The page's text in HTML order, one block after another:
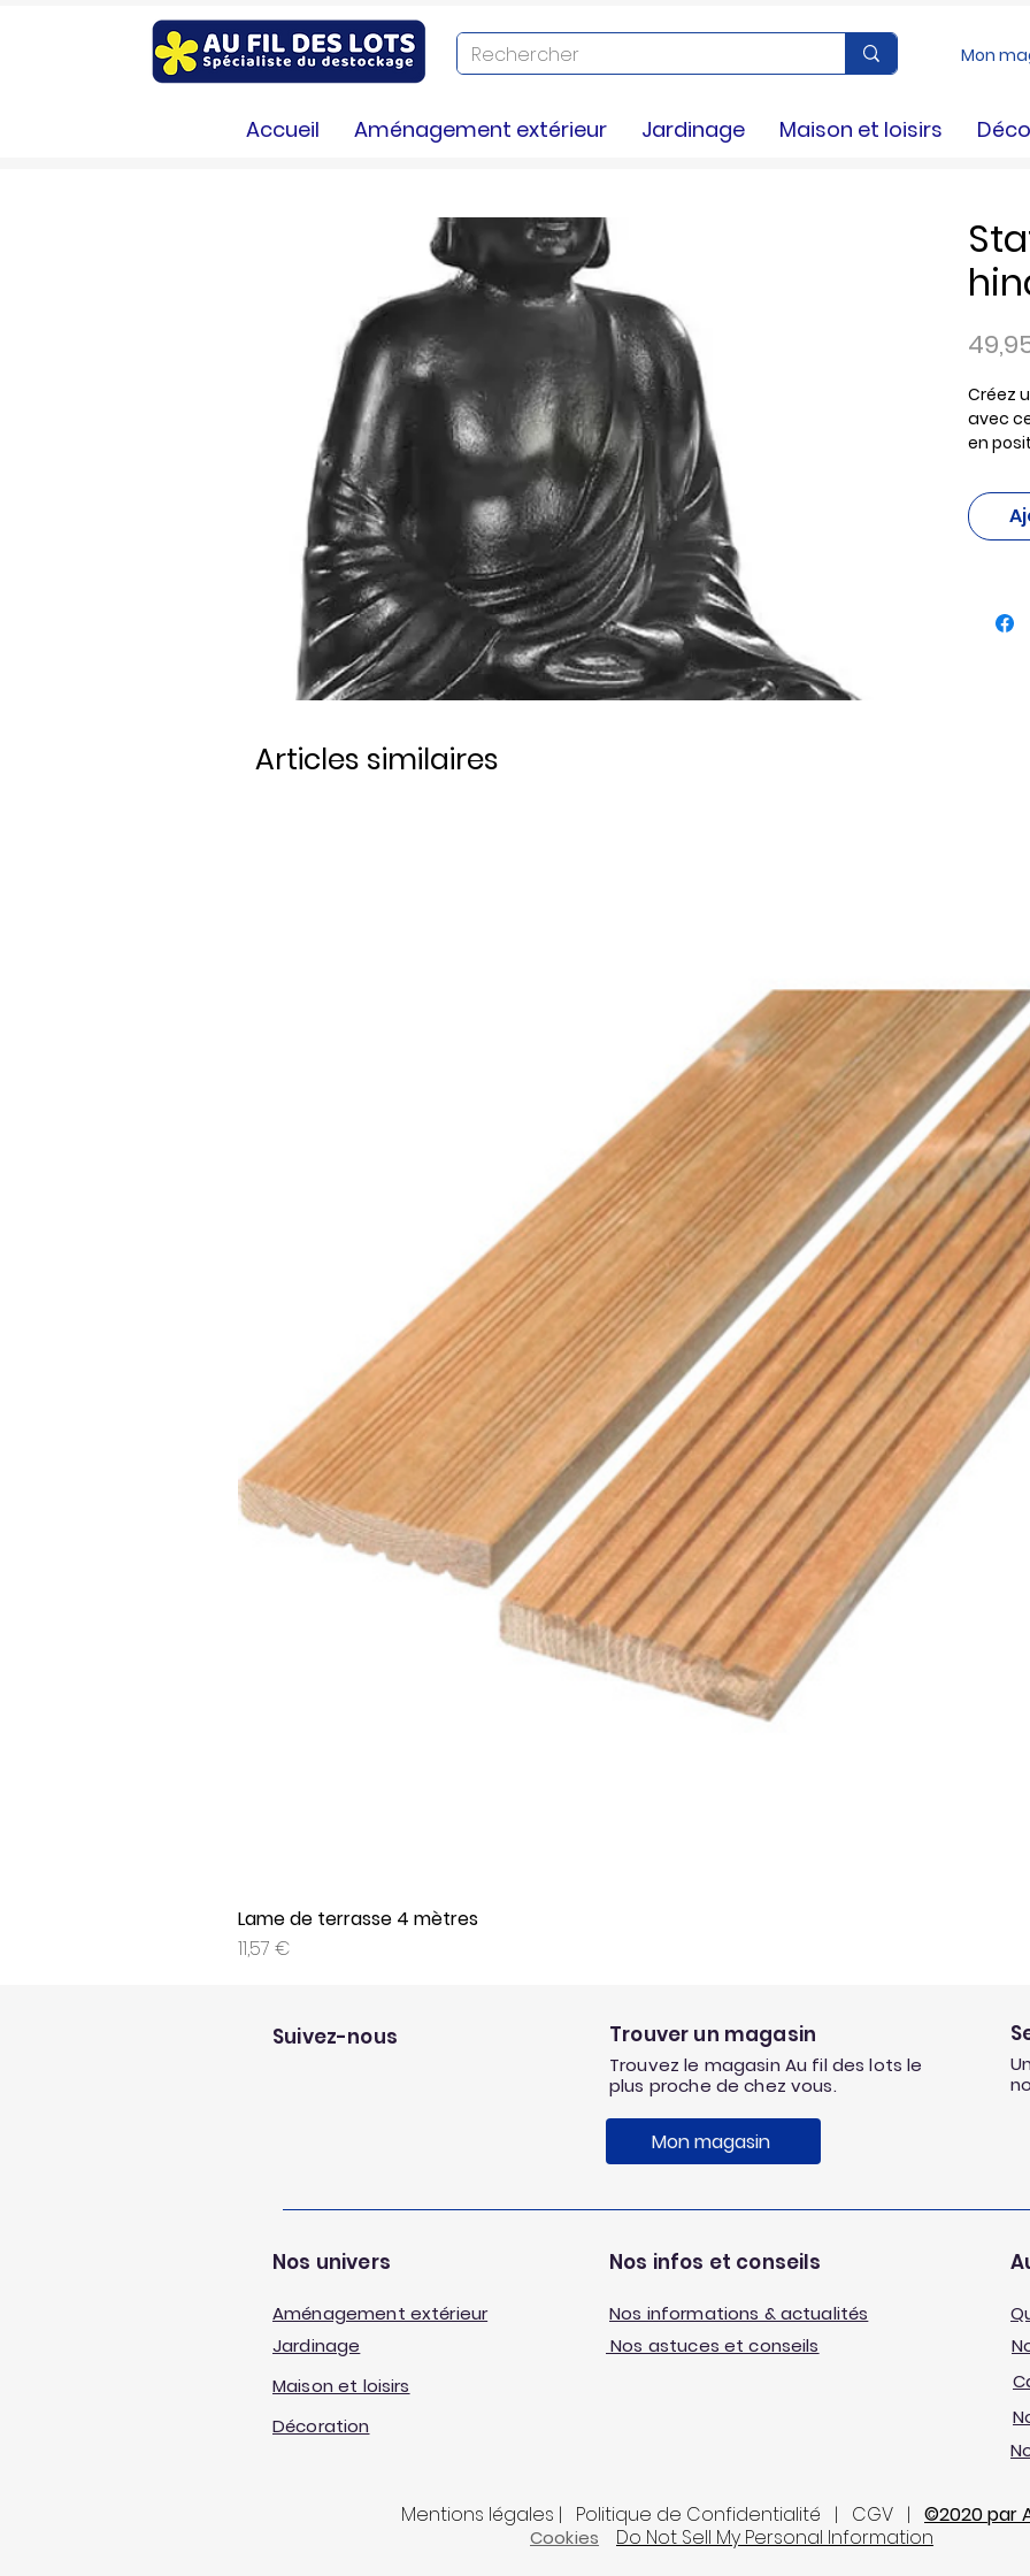
Mon
Accueil Aménagement extérieur Jardinage Maison et loisirs
Créez
avec
en
main.
idéale
Pour
Articles similaires
Lame de terrasse 4 mètres
Prix
11,57 €
Suivez-nous Trouver un magasin
Trouvez le magasin Au fil des lots le
plus proche de chez vous.
Mon magasin
Nos univers
Aménagement extérieur
Jardinage
Nos infos et conseils
Nos informations & actualités
Nos astuces et conseils
Maison et loisirs
Décoration
Mentions légales | Politique de Confidentialité | CGV | ©2020 par
Cookies Do Not Sell My Personal Information